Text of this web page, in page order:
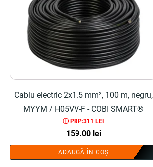
Cablu electric 2x1.5 mm², 100 m, negru,
MYYM / H05VV-F - COBI SMART®
ⓘ PRP:311 LEI
159.00 lei
ADAUGĂ ÎN COȘ